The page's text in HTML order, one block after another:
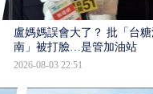
盧媽媽誤會大了？ 批「台
南」被打臉…是管加油站
2026-08-03 22:51